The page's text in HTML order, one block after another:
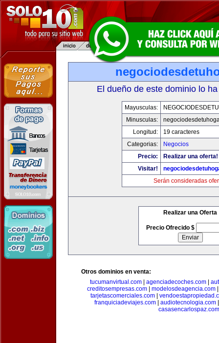
El dueño de este dominio lo
Mayusculas:
Minusculas:
Longitud:
19 caracteres
Categorias:
Negocios
Precio:
Realizar una oferta!
Visitar!
Serán consideradas
Realizar una Oferta
Precio Ofrecido $
Otros dominios en venta:
tucumanvirtual.com| agenciadecoches.com|
creditosempresas.com| modelosdeagencia.com
tarjetascomerciales.com|
franquiciadeviajes.com| audiotecnologia.com
casasencarlospaz.com